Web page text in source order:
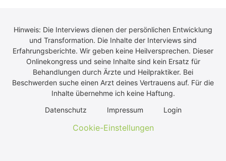
Hinweis: Die Interviews dienen der persönlichen Entwicklung
und Transformation. Die Inhalte der Interviews sind
Erfahrungsberichte. Wir geben keine Heilversprechen. Dieser
Onlinekongress und seine Inhalte sind kein Ersatz für
Behandlungen durch Ärzte und Heilpraktiker. Bei
Beschwerden suche einen Arzt deines Vertrauens auf. Für die
Inhalte übernehme ich keine Haftung.
Daten­schutz
Impres­sum Log­in
Cookie-Einstellungen